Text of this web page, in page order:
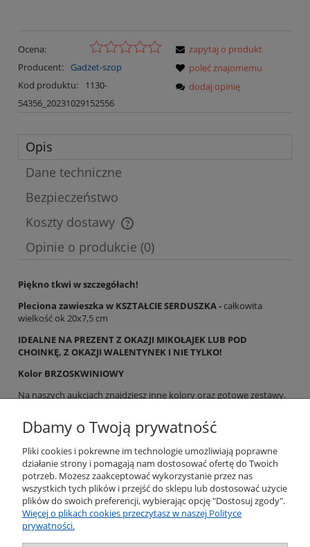
Ocena:
Producent:
Gadżet-szop
Kod produktu:
1130-
54356_20231029152556
zapytaj o produkt
poleć znajomemu
dodaj opinię
Opis
Dane techniczne
Bezpieczeństwo
Koszty dostawy
Cena nie zawiera ewentualnych kosztów płatności
Opinie o produkcie (0)
Piękno tkwi w szczegółach!
Pleciona zawieszka w KSZTAŁCIE SERDUSZKA -całkowita
wielkość ok 20x7,5 cm
IDEALNE NA PREZENT Z OKAZJI MIKOŁAJEK LUB POD
CHOINKĘ, Z OKAZJI WALENTYNEK I NIE TYLKO!
Kolor BRZOSKWINIOWY
Na naszych aukcjach znajdziesz inne kolory oraz gotowe zestawy.
Pomoc
Moje konto
Dbamy o Twoją prywatność
Pliki cookies i pokrewne im technologie umożliwiają poprawne
działanie strony i pomagają nam dostosować ofertę do Twoich
potrzeb. Możesz zaakceptować wykorzystanie przez nas
wszystkich tych plików i przejść do sklepu lub dostosować użycie
plików do swoich preferencji, wybierając opcję "Dostosuj zgody".
Więcej o plikach cookies przeczytasz w naszej Polityce
prywatności.